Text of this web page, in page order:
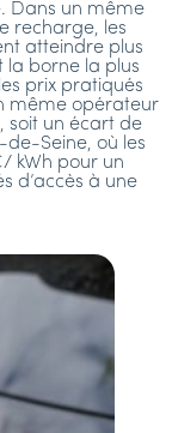
Dans un même
recharge, les
atteindre plus
la borne la plus
prix pratiqués
même opérateur
soit un écart de
de-Seine, où les
kWh pour un
d’accès à une